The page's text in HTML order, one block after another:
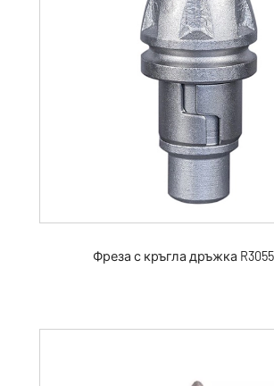
Фреза с кръгла дръжка